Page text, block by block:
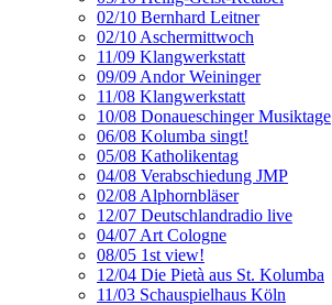
02/10 Bernhard Leitner
02/10 Aschermittwoch
11/09 Klangwerkstatt
09/09 Andor Weininger
11/08 Klangwerkstatt
10/08 Donaueschinger Musiktage
06/08 Kolumba singt!
05/08 Katholikentag
04/08 Verabschiedung JMP
02/08 Alphornbläser
12/07 Deutschlandradio live
04/07 Art Cologne
08/05 1st view!
12/04 Die Pietà aus St. Kolumba
11/03 Schauspielhaus Köln